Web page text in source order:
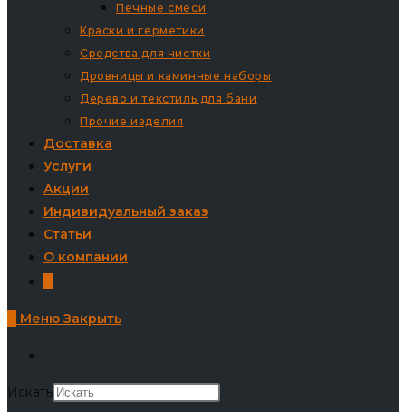
Печные смеси
Краски и герметики
Средства для чистки
Дровницы и каминные наборы
Дерево и текстиль для бани
Прочие изделия
Доставка
Услуги
Акции
Индивидуальный заказ
Статьи
О компании
Меню Закрыть
Искать